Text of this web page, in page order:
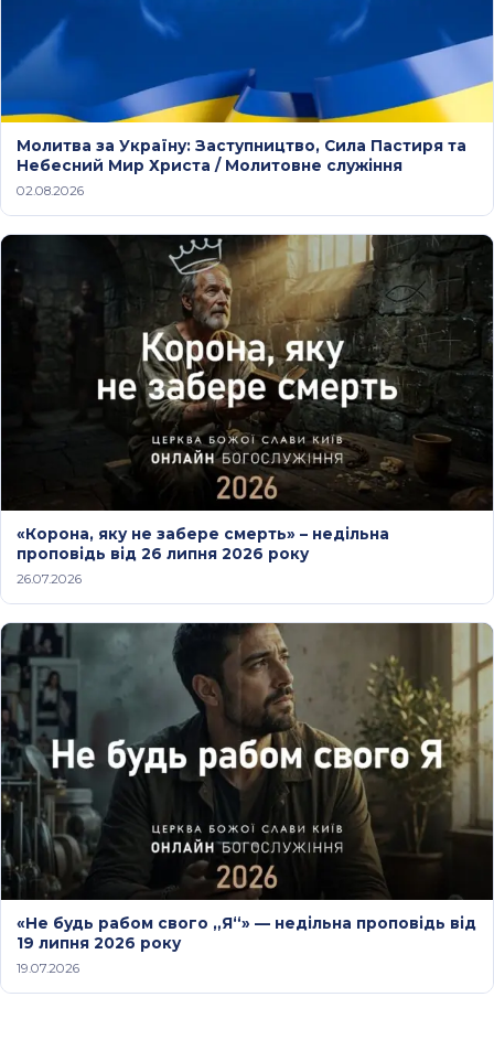
Молитва за Україну: Заступництво, Сила Пастиря та
Небесний Мир Христа / Молитовне служіння
02.08.2026
«Корона, яку не забере смерть» – недільна
проповідь від 26 липня 2026 року
26.07.2026
«Не будь рабом свого „Я“» — недільна проповідь від
19 липня 2026 року
19.07.2026